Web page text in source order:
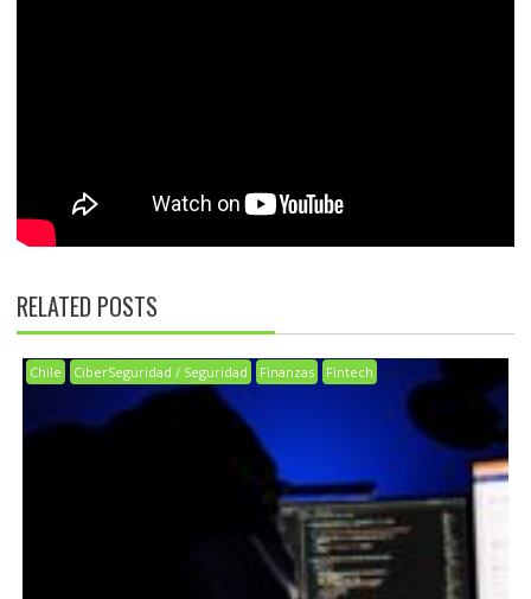
RELATED POSTS
Chile CiberSeguridad / Seguridad Finanzas Fintech